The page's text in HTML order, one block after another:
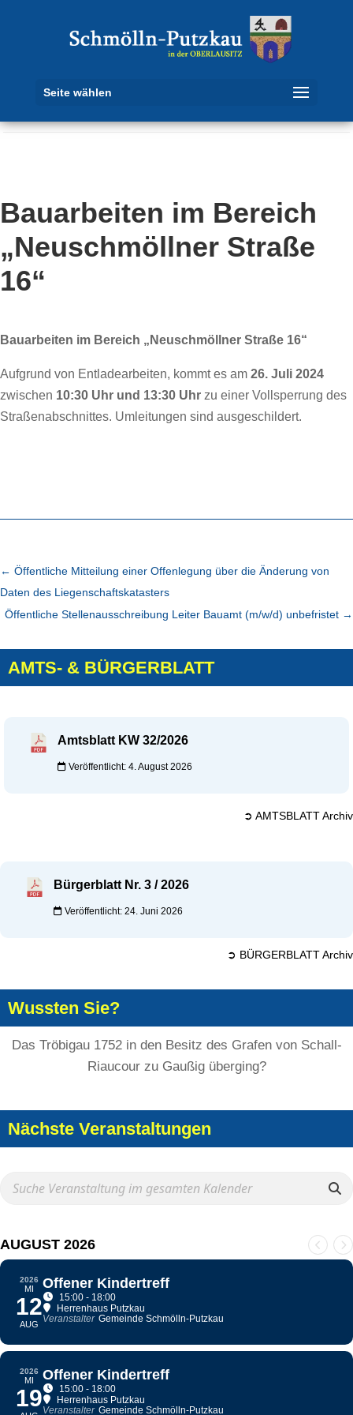
Seite wählen
Bauarbeiten im Bereich
„Neuschmöllner Straße
16“
Bauarbeiten im Bereich „Neuschmöllner Straße 16“
Aufgrund von Entladearbeiten, kommt es am 26. Juli 2024
zwischen 10:30 Uhr und 13:30 Uhr zu einer Vollsperrung des
Straßenabschnittes. Umleitungen sind ausgeschildert.
← Öffentliche Mitteilung einer Offenlegung über die Änderung von
Daten des Liegenschaftskatasters
Öffentliche Stellenausschreibung Leiter Bauamt (m/w/d) unbefristet →
AMTS- & BÜRGERBLATT
Amtsblatt KW 32/2026
Veröffentlicht: 4. August 2026
➲ AMTSBLATT Archiv
Bürgerblatt Nr. 3 / 2026
Veröffentlicht: 24. Juni 2026
➲ BÜRGERBLATT Archiv
Wussten Sie?
Das Tröbigau 1752 in den Besitz des Grafen von Schall-
Riaucour zu Gaußig überging?
Nächste Veranstaltungen
AUGUST 2026
2026
MI
12
AUG
Offener Kindertreff
15:00 - 18:00
Herrenhaus Putzkau
Veranstalter Gemeinde Schmölln-Putzkau
2026
MI
19
Offener Kindertreff
15:00 - 18:00
Herrenhaus Putzkau
Veranstalter Gemeinde Schmölln-Putzkau